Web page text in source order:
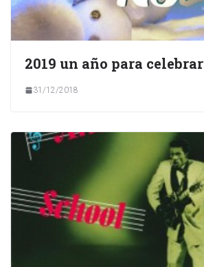
2019 un año para celebrar
31/12/2018